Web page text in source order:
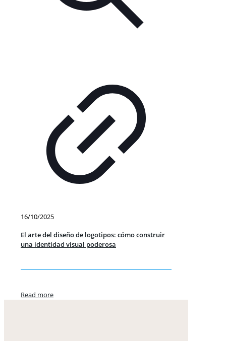
16/10/2025
El arte del diseño de logotipos: cómo construir
una identidad visual poderosa
Read more